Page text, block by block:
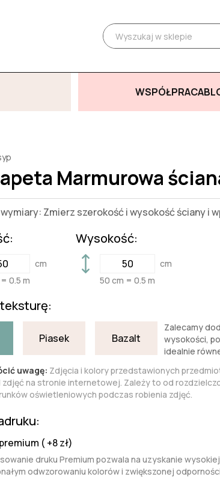
WSPÓŁPRACA
Marmurowa
Zmierz szerokość i wysokość ściany i
cm
0.5 m
Wysokość:
cm
50 cm = 0.5 m
Piasek Bazalt
Zalecamy
wysokości,
idealnie
uwagę: Zdjęcia i kolory przedstawionych
zdjęć na stronie internetowej. Zależy to od
oświetleniowych podczas robienia zdjęć.
( +8zł)
druku Premium pozwala na uzyskanie
odwzorowaniu kolorów i zwiększonej